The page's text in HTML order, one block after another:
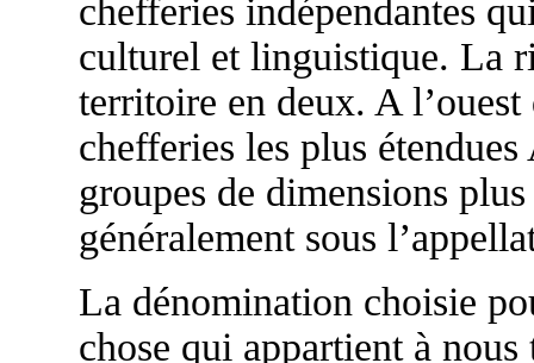
chefferies indépendantes
culturel et linguistique. La
territoire en deux. A
chefferies les plus
groupes de dimensions
généralement sous
La dénomination choisie
chose qui appartient à